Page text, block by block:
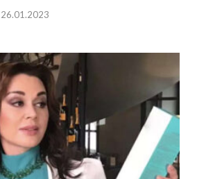
26.01.2023